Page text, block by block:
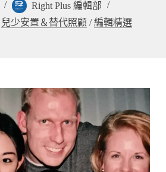
Right Plus 編輯部
兒少安置＆替代照顧 /編輯精選